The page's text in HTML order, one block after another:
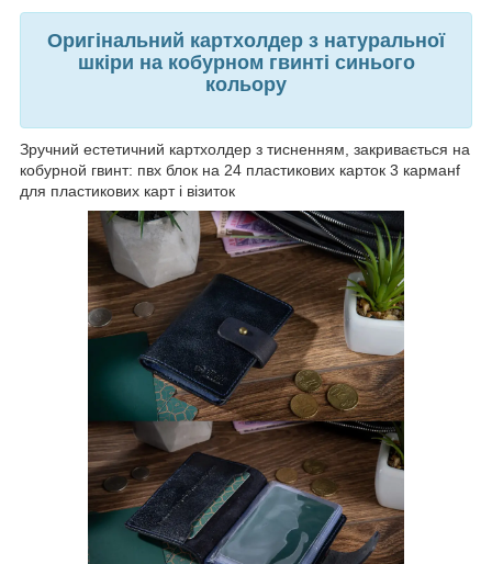
Оригінальний картхолдер з натуральної
шкіри на кобурном гвинті синього
кольору
Зручний естетичний картхолдер з тисненням, закривається на
кобурной гвинт: пвх блок на 24 пластикових карток 3 карманf
для пластикових карт і візиток